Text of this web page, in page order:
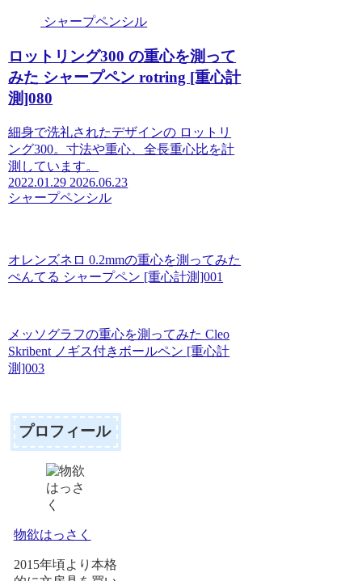
シャープペンシル
ロットリング300 の重心を測って
みた シャープペン rotring [重心計
測]080
細身で洗礼されたデザインの ロットリ
ング300。寸法や重心、全長重心比を計
測しています。
2022.01.29 2026.06.23
シャープペンシル
オレンズネロ 0.2mmの重心を測ってみた
ぺんてる シャープペン [重心計測]001
メッソグラフの重心を測ってみた Cleo
Skribent ノギス付きボールペン [重心計
測]003
プロフィール
物欲はっさく
2015年頃より本格